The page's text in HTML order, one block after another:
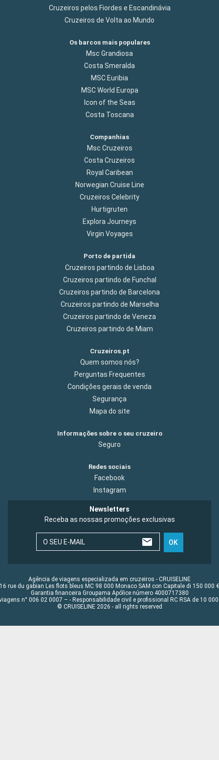
Cruzeiros pelos Fiordes e Escandinávia
Cruzeiros de Volta ao Mundo
Os barcos mais populares
Msc Grandiosa
Costa Smeralda
MSC Euribia
MSC World Europa
Icon of the Seas
Costa Toscana
Companhias
Msc Cruzeiros
Costa Cruzeiros
Royal Caribean
Norwegian Cruise Line
Cruzeiros Celebrity
Hurtigruten
Explora Journeys
Virgin Voyages
Porto de partida
Cruzeiros partindo de Lisboa
Cruzeiros partindo de Funchal
Cruzeiros partindo de Barcelona
Cruzeiros partindo de Marselha
Cruzeiros partindo de Veneza
Cruzeiros partindo de Miam
Cruzeiros.pt
Quem somos nós?
Perguntas Frequentes
Condições gerais de venda
Segurança
Mapa do site
Informações sobre o seu cruzeiro
Seguro
Redes sociais
Facebook
Instagram
Newsletters
Receba as nossas promoções exclusivas
O SEU E-MAIL OK
Agência de viagens especializada em cruzeiros - CRUISELINE
16 rue du gabian Les flots bleus MC 98 000 Monaco SAM con Capitale di 150 000 €
Garantia financeira Groupama Apólice número 4000717380
n° 006 02 0007 – - Responsabilidade civil e profissional RC RSA de 10 000
© CRUISELINE 2026 - all rights reserved